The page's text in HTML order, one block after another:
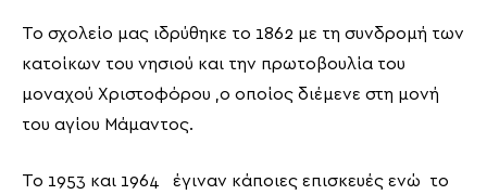
Το σχολείο μας ιδρύθηκε το 1862 με τη συνδρομή των
κατοίκων του νησιού και την πρωτοβουλία του
μοναχού Χριστοφόρου ,ο οποίος διέμενε στη μονή
του αγίου Μάμαντος.
Το 1953 και 1964 έγιναν κάποιες επισκευές ενώ το